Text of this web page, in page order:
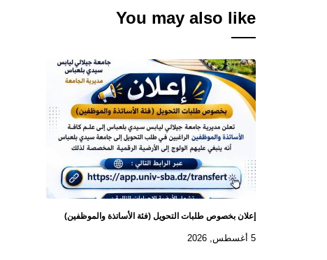
You may also like
إعلان بخصوص طلبات التحويل (فئة الأساتذة والموظفين)
5 أغسطس, 2026